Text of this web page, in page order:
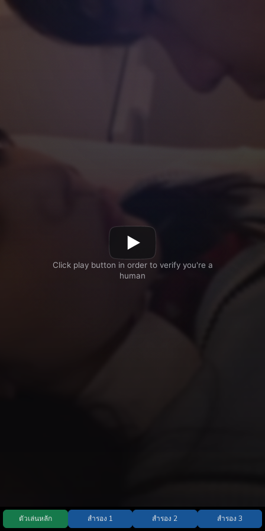
ตัวเล่นหลัก สำรอง 1 สำรอง 2 สำรอง 3